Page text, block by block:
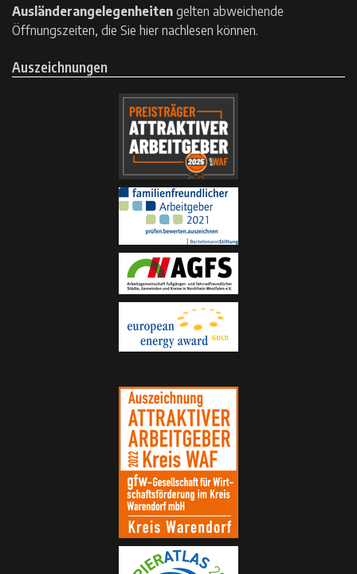
Ausländerangelegenheiten gelten abweichende
Öffnungszeiten, die Sie hier nachlesen können.
Auszeichnungen